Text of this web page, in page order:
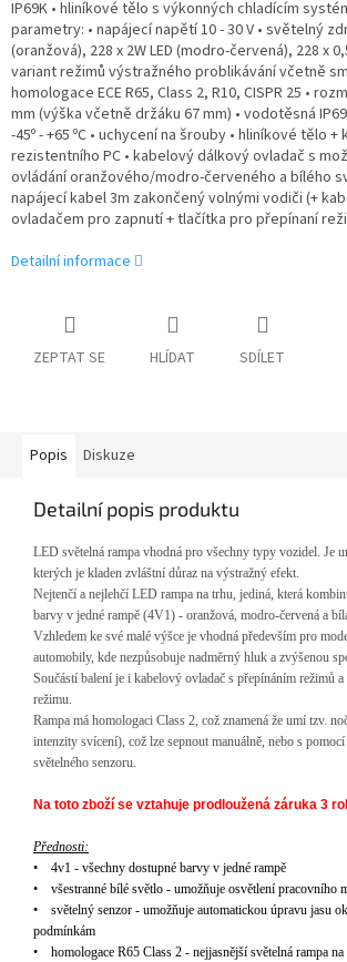
IP69K • hliníkové tělo s výkonných chladícím
parametry: • napájecí napětí 10 - 30 V • světelný
(oranžová), 228 x 2W LED (modro-červená), 228 x
variant režimů výstražného problikávání včetně
homologace ECE R65, Class 2, R10, CISPR 25 •
mm (výška včetně držáku 67 mm) • vodotěsná
-45º - +65 ºC • uchycení na šrouby • hliníkové tělo +
rezistentního PC • kabelový dálkový ovladač s
ovládání oranžového/modro-červeného a bílého
napájecí kabel 3m zakončený volnými vodiči (+
ovladačem pro zapnutí + tlačítka pro přepínaní
Detailní informace
ZEPTAT SE HLÍDAT SDÍLET
Popis Diskuze
Detailní popis produktu
LED světelná rampa vhodná pro všechny typy vozidel. Je
kterých je kladen zvláštní důraz na výstražný efekt.
Nejtenčí a nejlehčí LED rampa na trhu, jediná, která
barvy v jedné rampě (4V1) - oranžová, modro-červená a bíl
Vzhledem ke své malé výšce je vhodná především pro
automobily, kde nezpůsobuje nadměrný hluk a zvýšenou
Součástí balení je i kabelový ovladač s přepínáním režimů a
režimu.
Rampa má homologaci Class 2, což znamená že umí tzv.
intenzity svícení), což lze sepnout manuálně, nebo s pomocí
světelného senzoru.
Na toto zboží se vztahuje prodloužená záruka 3
Přednosti:
• 4v1 - všechny dostupné barvy v jedné rampě
• všestranné bílé světlo - umožňuje osvětlení pracovního
• světelný senzor - umožňuje automatickou úpravu jasu
podmínkám
• homologace R65 Class 2 - nejjasnější světelná rampa